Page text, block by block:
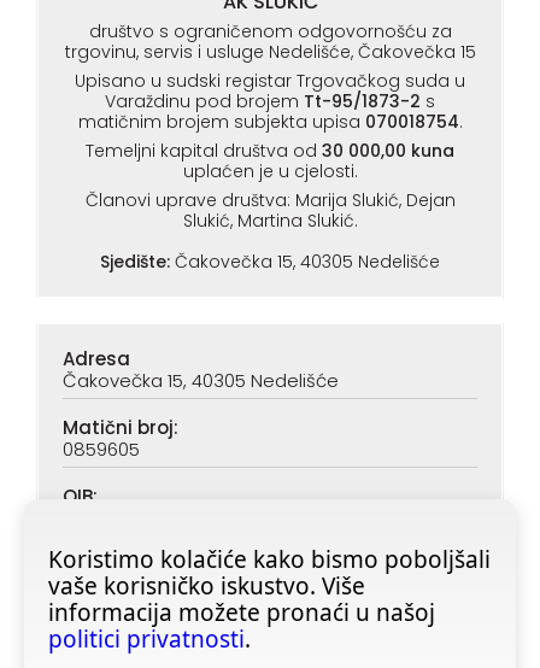
Koristimo kolačiće kako bismo poboljšali
vaše korisničko iskustvo. Više
informacija možete pronaći u našoj
politici privatnosti.
društvo s ograničenom odgovornošću za
trgovinu, servis i usluge Nedelišće, Čakovečka 15
Upisano u sudski registar Trgovačkog suda u
Varaždinu pod brojem Tt-95/1873-2 s
matičnim brojem subjekta upisa 070018754.
Temeljni kapital društva od 30 000,00 kuna
uplaćen je u cjelosti.
Članovi uprave društva: Marija Slukić, Dejan
Slukić, Martina Slukić.
Sjedište: Čakovečka 15, 40305 Nedelišće
Adresa
Čakovečka 15, 40305 Nedelišće
Matični broj:
0859605
OIB:
IBAN (PBZ):
HR6923400091116020362
IBAN (ZABA):
HR4623600001101728355